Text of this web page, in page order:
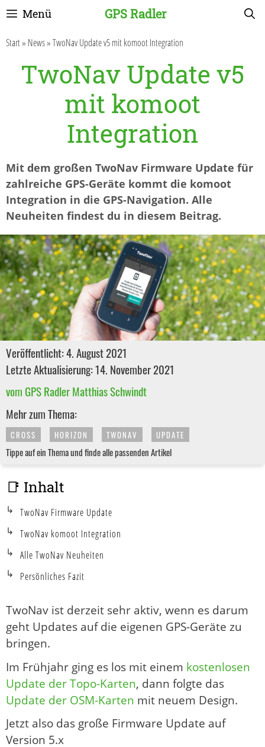
Zum
springen
GPS Radler
Menü
Start» News»TwoNav Update v5 mit komoot Integration
TwoNav Update v5
mit komoot
Integration
Mit dem großen TwoNav Firmware Update für
zahlreiche GPS-Geräte kommt die komoot
Integration in die GPS-Navigation. Alle
Neuheiten findest du in diesem Beitrag.
Veröffentlicht: 4. August 2021
Letzte Aktualisierung: 14. November 2021
vom GPS Radler Matthias Schwindt
Mehr zum Thema:
CROSS HORIZON TWONAV UPDATE
Tippe auf ein Thema und finde alle passenden Artikel
TwoNav ist derzeit sehr aktiv, wenn es darum
geht Updates auf die eigenen GPS-Geräte zu
bringen.
Im Frühjahr ging es los mit einem kostenlosen
Update der Topo-Karten, dann folgte das
Update der OSM-Karten mit neuem Design.
Jetzt also das große Firmware Update auf
Version 5.x
📑 Inhalt
TwoNav Firmware Update
TwoNav komoot Integration
Alle TwoNav Neuheiten
Persönliches Fazit